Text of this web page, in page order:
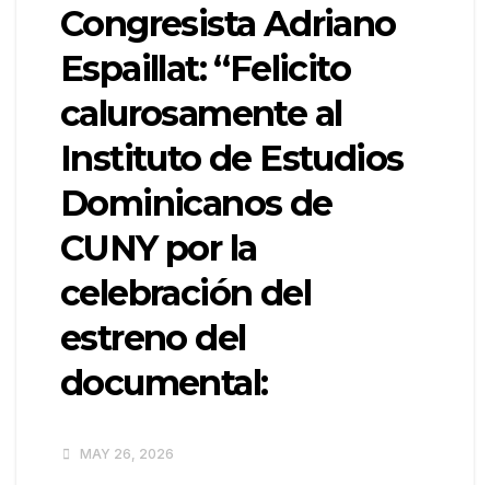
Congresista Adriano
Espaillat: “Felicito
calurosamente al
Instituto de Estudios
Dominicanos de
CUNY por la
celebración del
estreno del
documental:
MAY 26, 2026